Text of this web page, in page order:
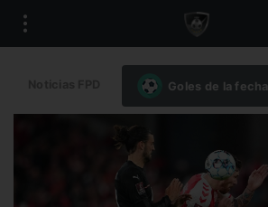
Goles de la fecha